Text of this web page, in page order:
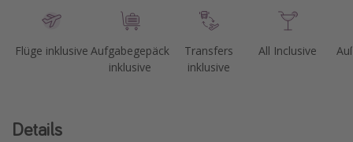
Flüge inklusive Aufgabegepäck
inklusive
Transfers
inklusive
All Inclusive
Details